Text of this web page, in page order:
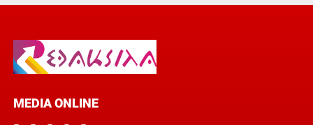
MEDIA ONLINE